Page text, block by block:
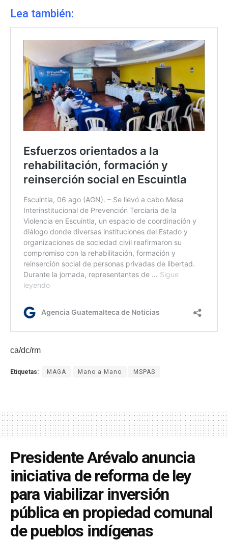
Lea también:
ca/dc/rm
Etiquetas: MAGA Mano a Mano MSPAS
Presidente Arévalo anuncia
iniciativa de reforma de ley
para viabilizar inversión
pública en propiedad comunal
de pueblos indígenas